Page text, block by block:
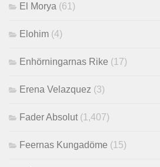
El Morya (61)
Elohim (4)
Enhörningarnas Rike (17)
Erena Velazquez (3)
Fader Absolut (1,407)
Feernas Kungadöme (15)